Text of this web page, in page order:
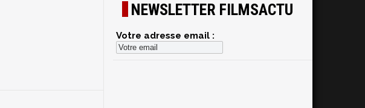
NEWSLETTER FILMSACTU
Votre adresse email :